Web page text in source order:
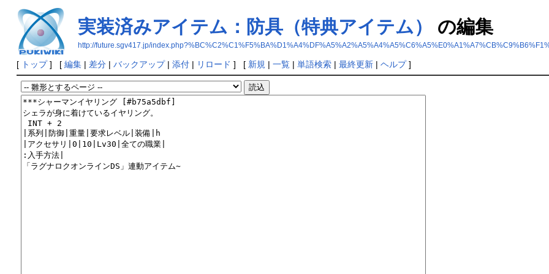
実装済みアイテム：防具（特典アイテム） の編集
http://future.sgv417.jp/
[ トップ] [ 編集| 差分| バックアップ| 添付| リロード ] [ 新規 | 一覧| 単語検索| 最終更新| ヘルプ]